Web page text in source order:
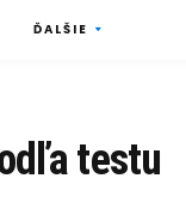
ĎALŠIE
testu